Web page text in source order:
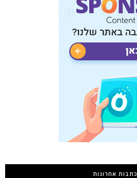
כתבות אחרונות